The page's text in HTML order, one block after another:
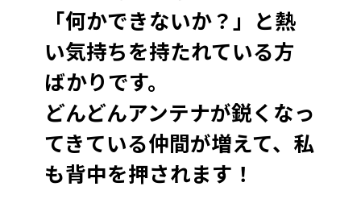
「何かできないか？」と熱
い気持ちを持たれている方
ばかりです。
どんどんアンテナが鋭くなっ
てきている仲間が増えて、 私
も背中を押されます！